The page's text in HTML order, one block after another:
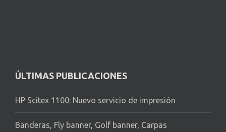
ÚLTIMAS PUBLICACIONES
HP Scitex 1100: Nuevo servicio de impresión
Banderas, Fly banner, Golf banner, Carpas